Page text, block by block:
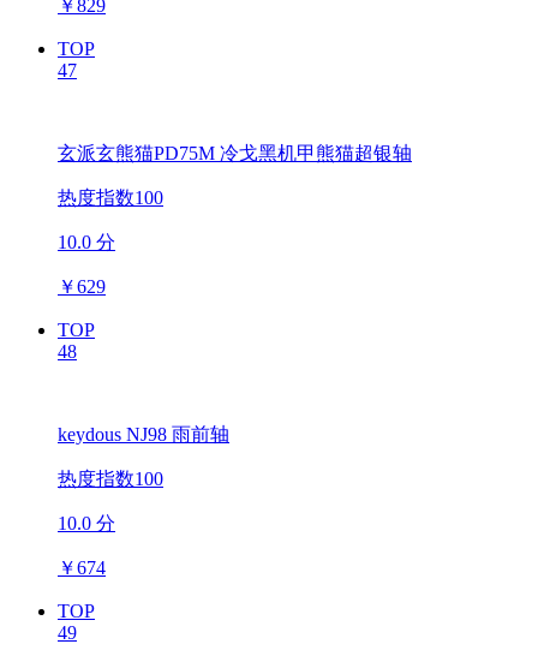
￥829
TOP
47
玄派玄熊猫PD75M 冷戈黑机甲熊猫超银轴
热度指数100
10.0 分
￥629
TOP
48
keydous NJ98 雨前轴
热度指数100
10.0 分
￥674
TOP
49